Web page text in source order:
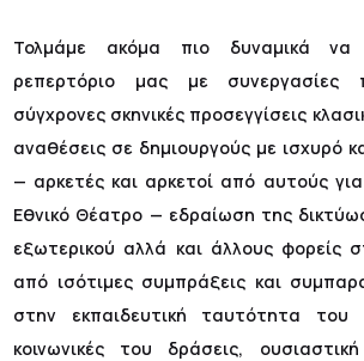
Τολμάμε ακόμα πιο δυναμικά να
ρεπερτόριο μας με συνεργασίες
σύγχρονες σκηνικές προσεγγίσεις
αναθέσεις σε δημιουργούς με ισχυρό
— αρκετές και αρκετοί από αυτούς
Εθνικό Θέατρο — εδραίωση της
εξωτερικού αλλά και άλλους φορείς
από ισότιμες συμπράξεις και
στην εκπαιδευτική ταυτότητα του
κοινωνικές του δράσεις,